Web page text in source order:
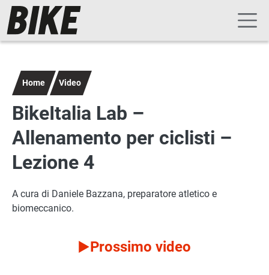
Salta al contenuto principale
Navigazione principale
Home Video
BikeItalia Lab –
Allenamento per ciclisti –
Lezione 4
A cura di Daniele Bazzana, preparatore atletico e
biomeccanico.
Prossimo video